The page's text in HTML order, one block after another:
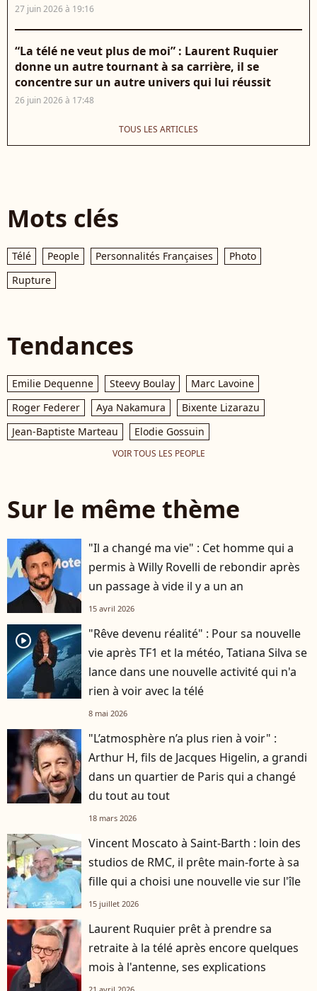
27 juin 2026 à 19:16
“La télé ne veut plus de moi” : Laurent Ruquier
donne un autre tournant à sa carrière, il se
concentre sur un autre univers qui lui réussit
26 juin 2026 à 17:48
TOUS LES ARTICLES
Mots clés
Télé People Personnalités Françaises
Photo
Rupture
Tendances
Emilie Dequenne Steevy Boulay
Marc Lavoine
Roger Federer
Aya Nakamura
Bixente Lizarazu
Jean-Baptiste Marteau
Elodie Gossuin
VOIR TOUS LES PEOPLE
Sur le même thème
"Il a changé ma vie" : Cet homme qui a
permis à Willy Rovelli de rebondir après
un passage à vide il y a un an
15 avril 2026
player2
"Rêve devenu réalité" : Pour sa nouvelle
vie après TF1 et la météo, Tatiana Silva se
lance dans une nouvelle activité qui n'a
rien à voir avec la télé
8 mai 2026
"L’atmosphère n’a plus rien à voir" :
Arthur H, fils de Jacques Higelin, a grandi
dans un quartier de Paris qui a changé
du tout au tout
18 mars 2026
Vincent Moscato à Saint-Barth : loin des
studios de RMC, il prête main-forte à sa
fille qui a choisi une nouvelle vie sur l'île
15 juillet 2026
Laurent Ruquier prêt à prendre sa
retraite à la télé après encore quelques
mois à l'antenne, ses explications